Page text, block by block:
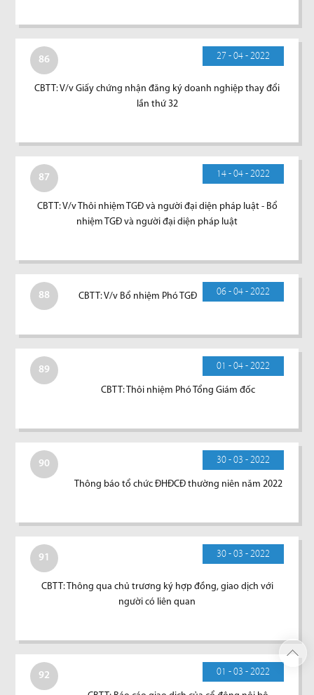
86 27 - 04 - 2022
CBTT: V/v Giấy chứng nhận đăng ký doanh nghiệp thay đổi
lần thứ 32
87 14 - 04 - 2022
CBTT: V/v Thôi nhiệm TGĐ và người đại diện pháp luật - Bổ
nhiệm TGĐ và người đại diện pháp luật
88 06 - 04 - 2022
CBTT: V/v Bổ nhiệm Phó TGĐ
89 01 - 04 - 2022
CBTT: Thôi nhiệm Phó Tổng Giám đốc
90 30 - 03 - 2022
Thông báo tổ chức ĐHĐCĐ thường niên năm 2022
91 30 - 03 - 2022
CBTT: Thông qua chủ trương ký hợp đồng, giao dịch với
người có liên quan
92 01 - 03 - 2022